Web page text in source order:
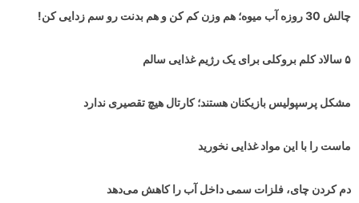
چالش 30 روزه آب میوه؛ هم وزن کم کن و هم بدنت رو سم زدایی کن!
۵ سالاد کلم بروکلی برای یک رژیم غذایی سالم
مشکل پرسپولیس بازیکنان هستند؛ کارتال هیچ تقصیری ندارد
ماست را با این مواد غذایی نخورید
دم کردن چای، فلزات سمی داخل آب را کاهش می‌دهد